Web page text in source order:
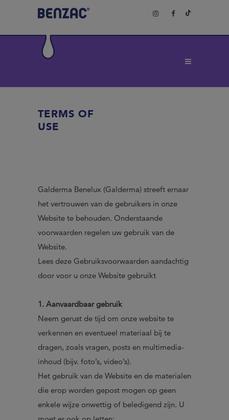
TERMS OF
USE
Galderma Benelux (Galderma) streeft ernaar
het vertrouwen van de gebruikers in onze
Website te behouden. Onderstaande
voorwaarden regelen uw gebruik van de
Website.
Lees deze Gebruiksvoorwaarden aandachtig
door voor u onze Website gebruikt
1. Aanvaardbaar gebruik
Neem gerust de tijd om onze website te
verkennen en eventueel materiaal bij te
dragen, zoals vragen, posts en multimedia-
inhoud (bijv. foto’s, video’s).
Het gebruik van de Website en de materialen
die erop worden gepost mogen op geen
enkele wijze onwettig of beledigend zijn. U